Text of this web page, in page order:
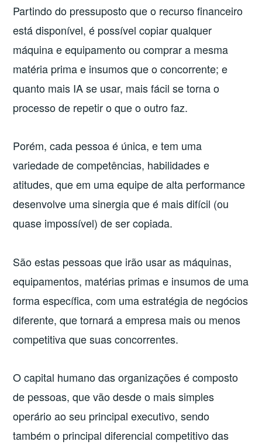
Partindo do pressuposto que o recurso financeiro
está disponível, é possível copiar qualquer
máquina e equipamento ou comprar a mesma
matéria prima e insumos que o concorrente; e
quanto mais IA se usar, mais fácil se torna o
processo de repetir o que o outro faz.
Porém, cada pessoa é única, e tem uma
variedade de competências, habilidades e
atitudes, que em uma equipe de alta performance
desenvolve uma sinergia que é mais difícil (ou
quase impossível) de ser copiada.
São estas pessoas que irão usar as máquinas,
equipamentos, matérias primas e insumos de uma
forma específica, com uma estratégia de negócios
diferente, que tornará a empresa mais ou menos
competitiva que suas concorrentes.
O capital humano das organizações é composto
de pessoas, que vão desde o mais simples
operário ao seu principal executivo, sendo
também o principal diferencial competitivo das